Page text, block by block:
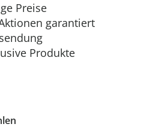
Preise
garantiert
Produkte